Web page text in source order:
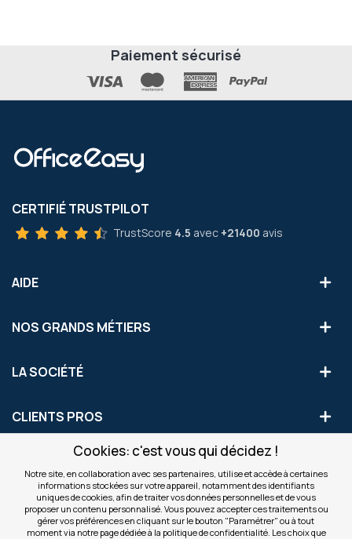
Cookies: c'est vous qui décidez !
Notre site, en collaboration avec ses partenaires, utilise et accède à certaines
informations stockées sur votre appareil, notamment des identifiants
uniques de cookies, afin de traiter vos données personnelles et de vous
proposer un contenu personnalisé. Vous pouvez accepter ces traitements ou
gérer vos préférences en cliquant sur le bouton "Paramétrer" ou à tout
moment via notre page dédiée à la politique de confidentialité. Les choix que
Paiement sécurisé
CERTIFIÉ TRUSTPILOT
TrustScore 4.5 avec +21400 avis
AIDE
NOS GRANDS MÉTIERS
LA SOCIÉTÉ
CLIENTS PROS
S'INSCRIRE AUX OFFRES COMMERCIALES
Inscription
notre
Valider